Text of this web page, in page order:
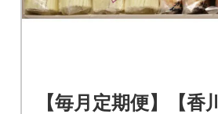
【毎月定期便】【香川